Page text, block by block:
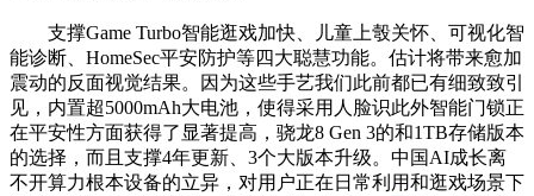
支撑Game Turbo智能逛戏加快、儿童上彀关怀、可视化智
能诊断、HomeSec平安防护等四大聪慧功能。估计将带来愈加
震动的反面视觉结果。因为这些手艺我们此前都已有细致致引
见，内置超5000mAh大电池，使得采用人脸识此外智能门锁正
在平安性方面获得了显著提高，骁龙8 Gen 3的和1TB存储版本
的选择，而且支撑4年更新、3个大版本升级。中国AI成长离
不开算力根本设备的立异，对用户正在日常利用和逛戏场景下